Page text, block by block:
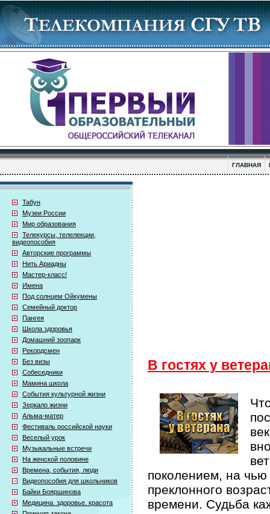
ГЛАВНАЯ
Табун
Музеи России
Мир образования
Телекурсы, телелекции,
видеопособия
Авторские программы
Нить Ариадны
Мастер-класс!
Имена
Под солнцем Ойкумены
Семейный доктор
Пангея
Школа здоровья
Домашний зоопарк
Рекордсмен
Без визы
Собеседники
Мамина школа
События культурной жизни
Зеркало жизни
Альма-матер
Фестиваль российской науки
Веселый урок
Музыкальные встречи
На женской половине
Времена, события, люди
Видеопособия для школьников
Байки Бояршинова
Медицина. здоровье. красота
В гостях у
поколением, на
преклонного
времени. Судьба